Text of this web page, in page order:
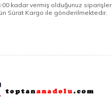
kadar vermiş olduğunuz siparişler
Sürat Kargo ile gönderilmektedir.